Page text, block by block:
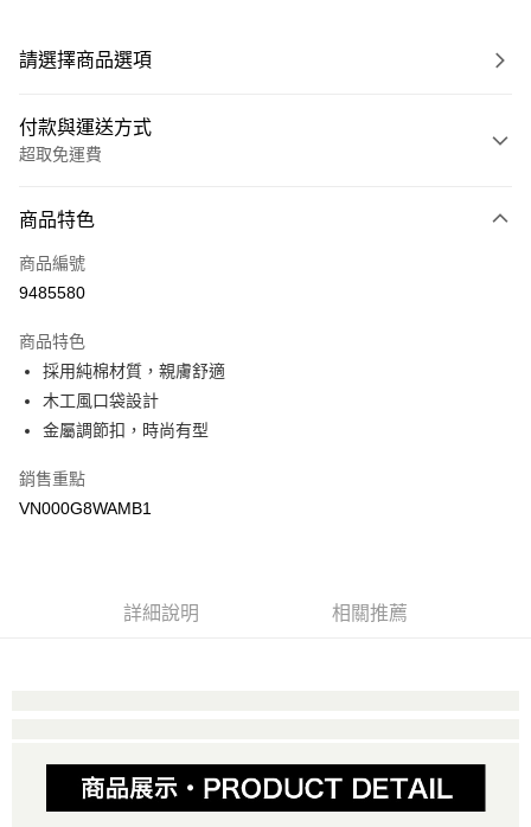
請選擇商品選項
付款與運送方式
超取免運費
信用卡一次付款
超商取貨付款
Apple Pay
悠遊付
流程，驗證手機門號後，選擇欲分期的期數、繳款截止日，確認付款後即完
1.分期款項不併入電信帳單，「大哥付你分期」於每月結算日後寄送繳費提
醒簡訊。
2.透過簡訊連結打開帳單後，可選擇「超商條碼／台灣大直營門市／銀行轉
【關於「AFTEE先享後付」】
【「AFTEE先享後付」結帳流程】
１．於結帳方式選擇「AFTEE先享後付」後，將跳轉至「AFTEE先享後付」
付款後全家取貨
商品特色
商品編號
9485580
商品特色
採用純棉材質，親膚舒適
木工風口袋設計
金屬調節扣，時尚有型
銷售重點
VN000G8WAMB1
詳細說明 相關推薦